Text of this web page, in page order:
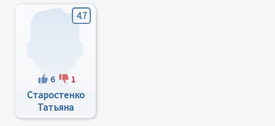
4.7
6 1
Старостенко
Татьяна
Николаевна